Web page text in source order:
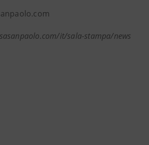
it/sala-stampa/news